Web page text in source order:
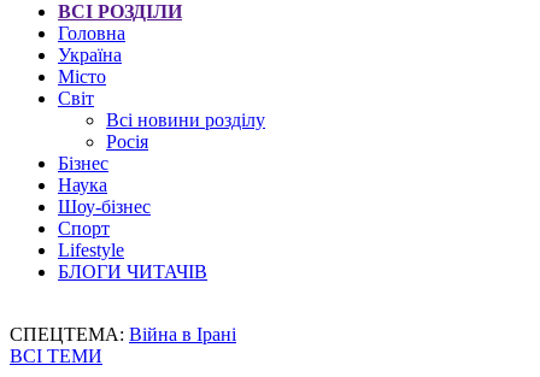
ВСІ РОЗДІЛИ
Головна
Україна
Місто
Світ
Всі новини розділу
Росія
Бізнес
Наука
Шоу-бізнес
Спорт
Lifestyle
БЛОГИ ЧИТАЧІВ
СПЕЦТЕМА: Війна в Ірані
ВСІ ТЕМИ